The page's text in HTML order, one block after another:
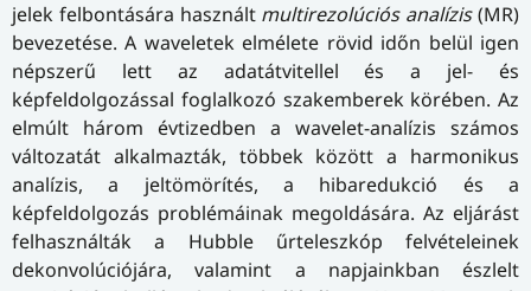
jelek felbontására használt multirezolúciós analízis(MR)
bevezetése. A waveletek elmélete rövid időn belül igen
népszerű lett az adatátvitellel és a jel- és
képfeldolgozással foglalkozó szakemberek körében. Az
elmúlt három évtizedben a wavelet-analízis számos
változatát alkalmazták, többek között a harmonikus
analízis, a jeltömörítés, a hibaredukció és a
képfeldolgozás problémáinak megoldására. Az eljárást
felhasználták a Hubble űrteleszkóp felvételeinek
dekonvolúciójára, valamint a napjainkban észlelt